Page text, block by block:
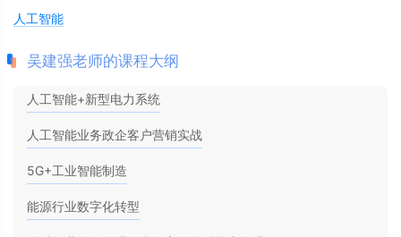
人工智能
吴建强老师的课程大纲
人工智能+新型电力系统
人工智能业务政企客户营销实战
5G+工业智能制造
能源行业数字化转型